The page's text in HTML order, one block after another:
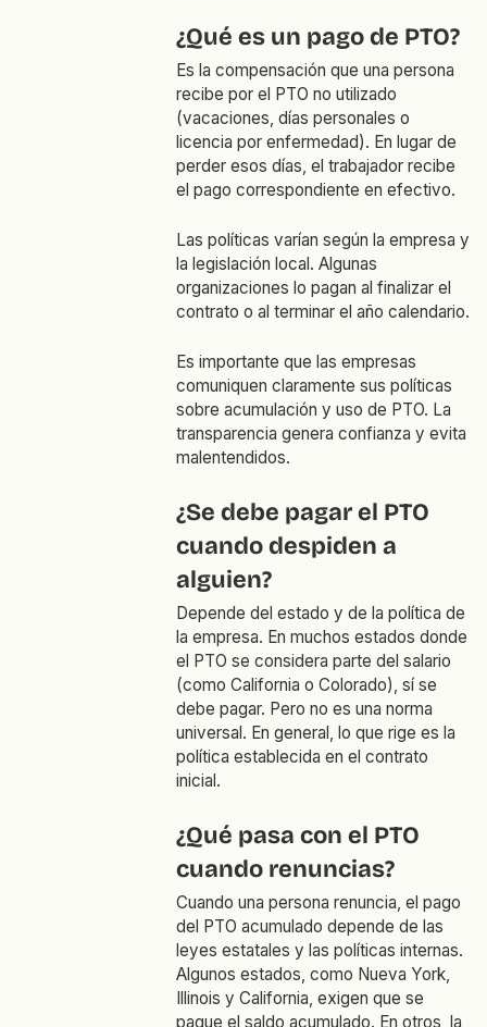
¿Qué es un pago de PTO?
Es la compensación que una persona
recibe por el PTO no utilizado
(vacaciones, días personales o
licencia por enfermedad). En lugar de
perder esos días, el trabajador recibe
el pago correspondiente en efectivo.
Las políticas varían según la empresa y
la legislación local. Algunas
organizaciones lo pagan al finalizar el
contrato o al terminar el año calendario.
Es importante que las empresas
comuniquen claramente sus políticas
sobre acumulación y uso de PTO. La
transparencia genera confianza y evita
malentendidos.
¿Se debe pagar el PTO
cuando despiden a
alguien?
Depende del estado y de la política de
la empresa. En muchos estados donde
el PTO se considera parte del salario
(como California o Colorado), sí se
debe pagar. Pero no es una norma
universal. En general, lo que rige es la
política establecida en el contrato
inicial.
¿Qué pasa con el PTO
cuando renuncias?
Cuando una persona renuncia, el pago
del PTO acumulado depende de las
leyes estatales y las políticas internas.
Algunos estados, como Nueva York,
Illinois y California, exigen que se
pague el saldo acumulado. En otros, la